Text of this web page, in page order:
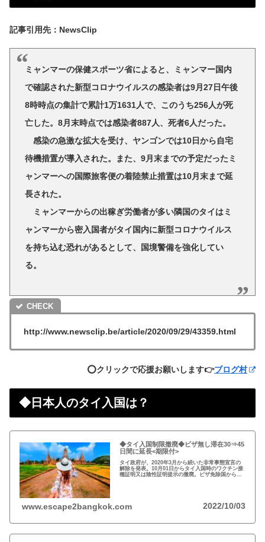
記事引用先：NewsClip
ミャンマーの保健スポーツ省によると、ミャンマー国内
で確認された新型コロナウイルスの感染者は9月27日午後
8時時点の集計で累計1万1631人で、このうち256人が死
亡した。8月末時点では感染者887人、死者6人だった。
感染の急激な拡大を受け、ヤンゴンでは10日から自宅
待機措置が導入された。また、9月末までの予定だったミ
ャンマーへの国際旅客便の着陸禁止措置は10月末まで延
長された。
ミャンマーからの出稼ぎ労働者が多い隣国のタイはミ
ャンマーから密入国者がタイ国内に新型コロナウイルス
を持ち込む恐れがあるとして、国境警備を強化してい
る。
http://www.newsclip.be/article/2020/09/29/43359.html
⭕️クリックで応援お願いします👉ブログ村
◆日本人のタイ入国は？
◆タイ入国制限撤廃◆ビザ無し滞在30⇒45
日間に延長<期限付>
タイ政府が、2020年3月から続いた非常事態宣言の
解除を発表。10月01日からタイ入国時のワクチン接
種証明又は陰性証明提示の撤廃。ビザ免除国からの
www.escape2bangkok.com 2022/10/03